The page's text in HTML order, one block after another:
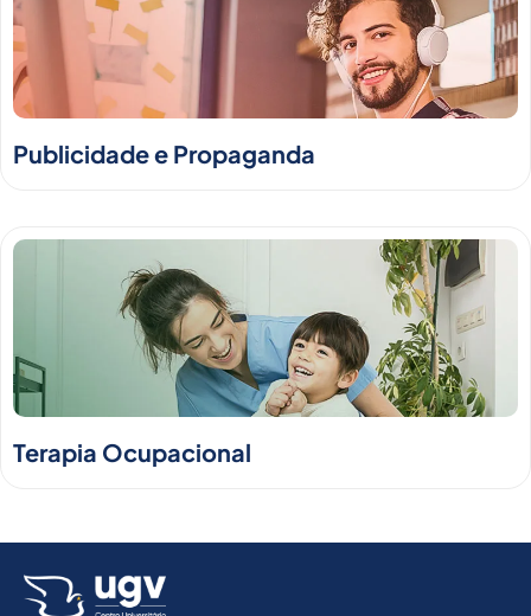
Publicidade e Propaganda
Terapia Ocupacional